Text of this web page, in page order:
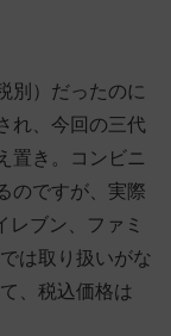
別）だったのに
れ、今回の三代
置き。コンビニ
のですが、実際
レブン、ファミ
は取り扱いがな
、税込価格は